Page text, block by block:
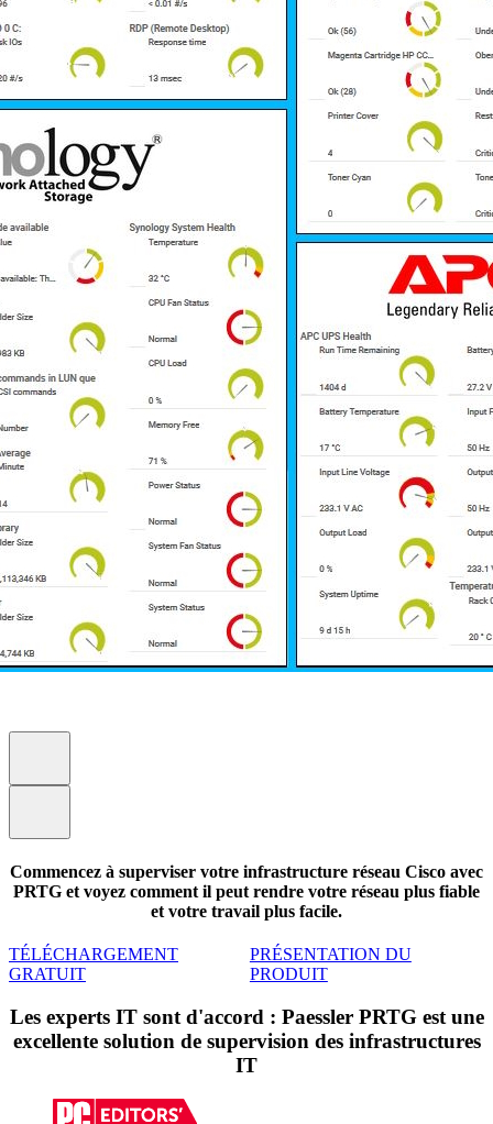
Commencez à superviser votre infrastructure réseau Cisco avec
PRTG et voyez comment il peut rendre votre réseau plus fiable
et votre travail plus facile.
TÉLÉCHARGEMENT
GRATUIT
PRÉSENTATION DU
PRODUIT
Les experts IT sont d'accord : Paessler PRTG est une
excellente solution de supervision des infrastructures
IT